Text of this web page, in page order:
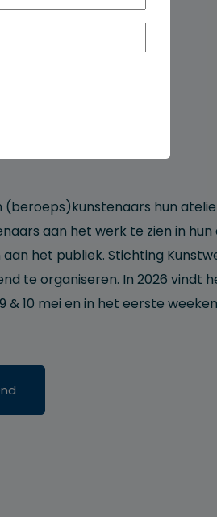
(beroeps)kunstenaars hun
aan het werk te zien in
het publiek. Stichting
te organiseren. In 2026 vindt
10 mei en in het eerste